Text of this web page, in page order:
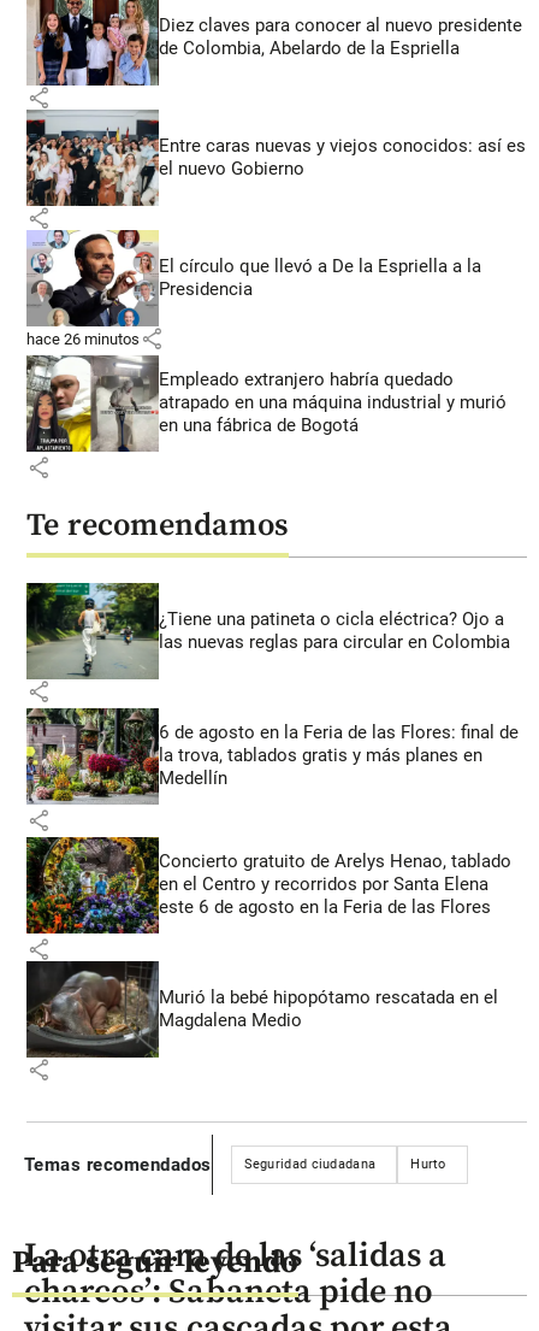
Diez claves para conocer al nuevo presidente
de Colombia, Abelardo de la Espriella
share
Entre caras nuevas y viejos conocidos: así es
el nuevo Gobierno
share
El círculo que llevó a De la Espriella a la
Presidencia
hace 26 minutos share
Empleado extranjero habría quedado
atrapado en una máquina industrial y murió
en una fábrica de Bogotá
share
Te recomendamos
¿Tiene una patineta o cicla eléctrica? Ojo a
las nuevas reglas para circular en Colombia
share
6 de agosto en la Feria de las Flores: final de
la trova, tablados gratis y más planes en
Medellín
share
Concierto gratuito de Arelys Henao, tablado
en el Centro y recorridos por Santa Elena
este 6 de agosto en la Feria de las Flores
share
Murió la bebé hipopótamo rescatada en el
Magdalena Medio
share
Temas recomendados Seguridad ciudadana Hurto
Para seguir leyendo
La otra cara de las ‘salidas a
charcos’: Sabaneta pide no